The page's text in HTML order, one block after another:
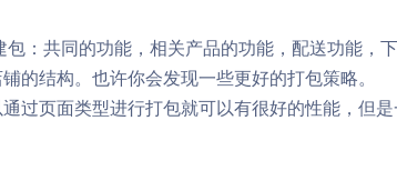
：共同的功能，相关产品的功能，配送功能，
的结构。也许你会发现一些更好的打包策略。
过页面类型进行打包就可以有很好的性能，但